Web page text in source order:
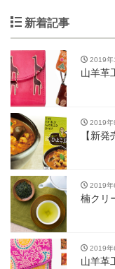
新着記事
2019年
山羊革
2019年
【新
2019年
楠クリ
2019年
山羊革